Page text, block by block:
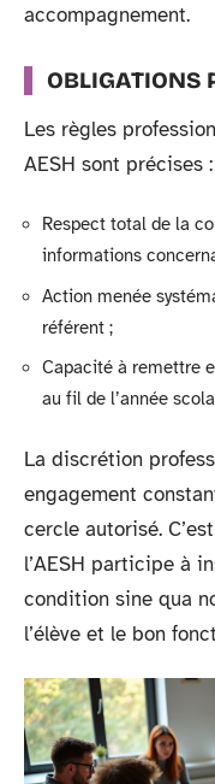
accompagnement.
OBLIGATIONS
Les règles
AESH sont précises :
Respect total de la
informations
Action menée
référent ;
Capacité à remettre
au fil de l’année
La discrétion
engagement
cercle autorisé.
l’AESH participe à
condition sine qua
l’élève et le bon